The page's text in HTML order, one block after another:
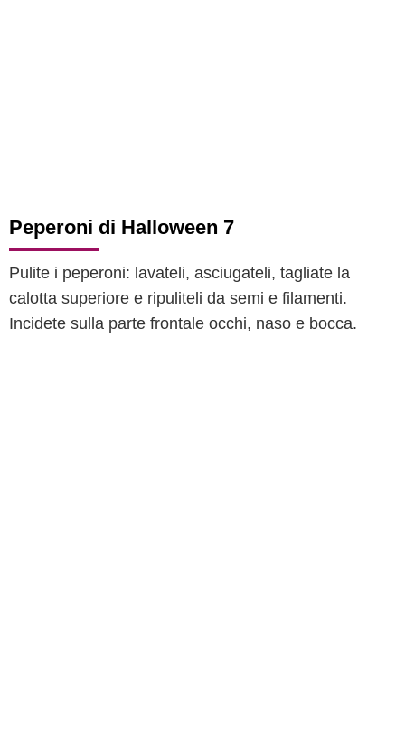
Peperoni di Halloween 7
Pulite i peperoni: lavateli, asciugateli, tagliate la
calotta superiore e ripuliteli da semi e filamenti.
Incidete sulla parte frontale occhi, naso e bocca.